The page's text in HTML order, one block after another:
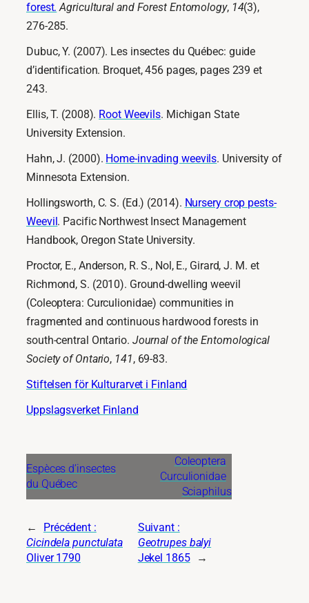
forest. Agricultural and Forest Entomology, 14(3),
276-285.
Dubuc, Y. (2007). Les insectes du Québec: guide
d’identification. Broquet, 456 pages, pages 239 et
243.
Ellis, T. (2008). Root Weevils. Michigan State
University Extension.
Hahn, J. (2000). Home-invading weevils. University of
Minnesota Extension.
Hollingsworth, C. S. (Ed.) (2014). Nursery crop pests-
Weevil. Pacific Northwest Insect Management
Handbook, Oregon State University.
Proctor, E., Anderson, R. S., Nol, E., Girard, J. M. et
Richmond, S. (2010). Ground-dwelling weevil
(Coleoptera: Curculionidae) communities in
fragmented and continuous hardwood forests in
south-central Ontario. Journal of the Entomological
Society of Ontario, 141, 69-83.
Stiftelsen för Kulturarvet i Finland
Uppslagsverket Finland
Espèces d’insectes
du Québec
Coleoptera
Curculionidae
Sciaphilus
←
Précédent :
Cicindela punctulata
Oliver 1790
Suivant :
Geotrupes balyi
Jekel 1865
→